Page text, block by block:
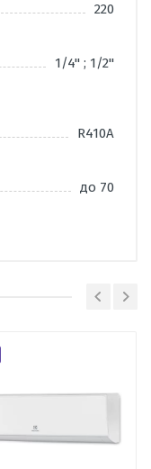
220
1/4'' ; 1/2''
R410A
до 70
шкале